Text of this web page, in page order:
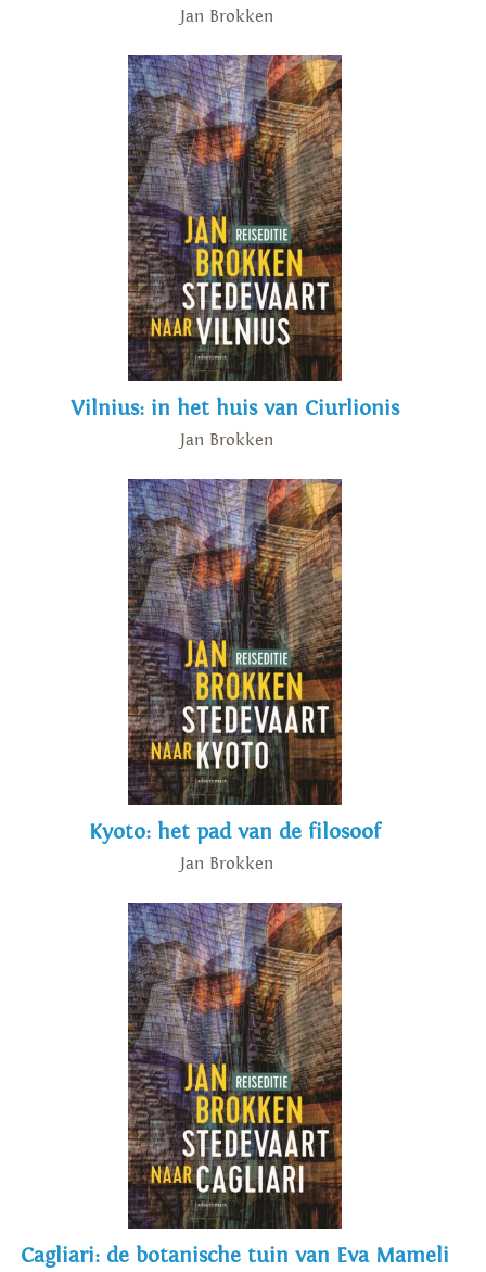
Jan Brokken
Vilnius: in het huis van Ciurlionis
Jan Brokken
Kyoto: het pad van de filosoof
Jan Brokken
Cagliari: de botanische tuin van Eva Mameli